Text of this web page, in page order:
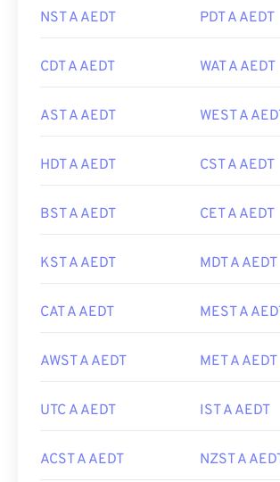
NST A AEDT PDT A AEDT
CDT A AEDT WAT A AEDT
AST A AEDT WEST A
HDT A AEDT CST A AEDT
BST A AEDT CET A AEDT
KST A AEDT MDT A AEDT
CAT A AEDT MEST A
AWST A AEDT MET A AEDT
UTC A AEDT IST A AEDT
ACST A AEDT NZST A